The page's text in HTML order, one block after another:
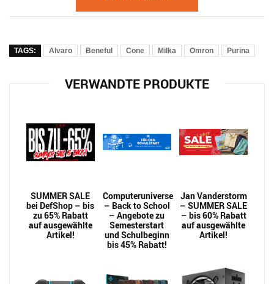
TAGS: Alvaro Beneful Cone Milka Omron Purina
VERWANDTE PRODUKTE
SUMMER SALE
bei DefShop – bis
zu 65% Rabatt
auf ausgewählte
Artikel!
Computeruniverse
– Back to School
– Angebote zu
Semesterstart
und Schulbeginn
bis 45% Rabatt!
Jan Vanderstorm
– SUMMER SALE
– bis 60% Rabatt
auf ausgewählte
Artikel!